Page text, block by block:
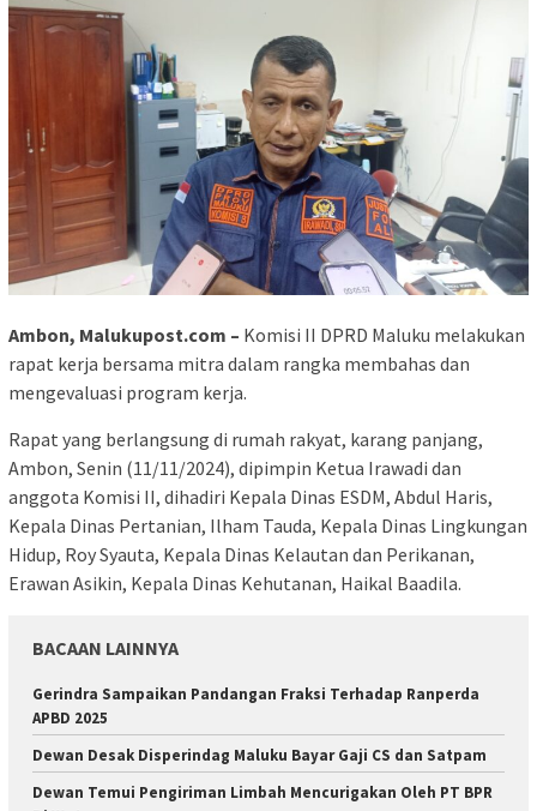
Ambon, Malukupost.com – Komisi II DPRD Maluku melakukan
rapat kerja bersama mitra dalam rangka membahas dan
mengevaluasi program kerja.
Rapat yang berlangsung di rumah rakyat, karang panjang,
Ambon, Senin (11/11/2024), dipimpin Ketua Irawadi dan
anggota Komisi II, dihadiri Kepala Dinas ESDM, Abdul Haris,
Kepala Dinas Pertanian, Ilham Tauda, Kepala Dinas Lingkungan
Hidup, Roy Syauta, Kepala Dinas Kelautan dan Perikanan,
Erawan Asikin, Kepala Dinas Kehutanan, Haikal Baadila.
BACAAN LAINNYA
Gerindra Sampaikan Pandangan Fraksi Terhadap Ranperda
APBD 2025
Dewan Desak Disperindag Maluku Bayar Gaji CS dan Satpam
Dewan Temui Pengiriman Limbah Mencurigakan Oleh PT BPR